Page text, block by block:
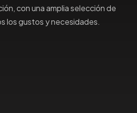
con una amplia selección de
los gustos y necesidades.